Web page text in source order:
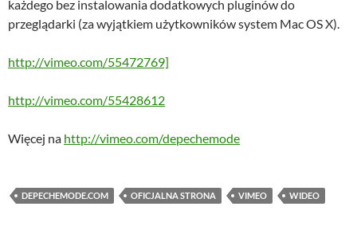
każdego bez instalowania dodatkowych pluginów do
przeglądarki (za wyjątkiem użytkowników system Mac OS X).
http://vimeo.com/55472769]
http://vimeo.com/55428612
Więcej na http://vimeo.com/depechemode
DEPECHEMODE.COM OFICJALNA STRONA VIMEO WIDEO